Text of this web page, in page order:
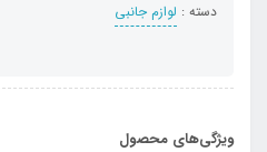
دسته : لوازم جانبی
ویژگی‌های محصول